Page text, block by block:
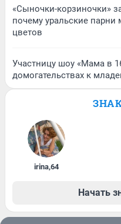
«Сыночки-корзиночки»
почему уральские
цветов
Участницу шоу «Мама в
домогательствах к
irina,64
Начать